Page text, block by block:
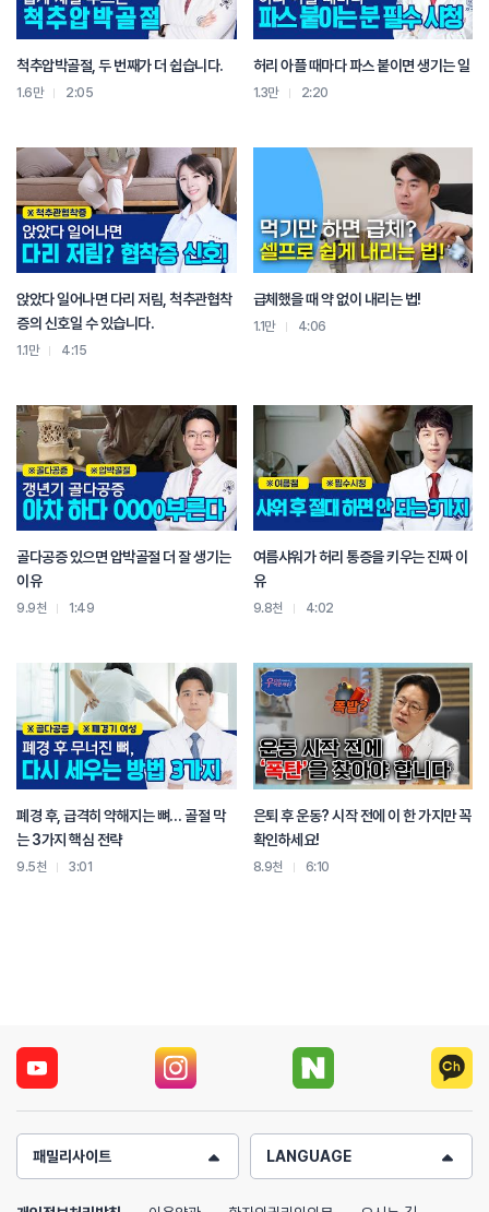
척추압박골절, 두 번째가 더 쉽습니다.
1.6만 2:05
허리 아플 때마다 파스 붙이면 생기는 일
1.3만 2:20
앉았다 일어나면 다리 저림, 척추관협착
증의 신호일 수 있습니다.
1.1만 4:15
급체했을 때 약 없이 내리는 법!
1.1만 4:06
골다공증 있으면 압박골절 더 잘 생기는
이유
9.9천 1:49
여름샤워가 허리 통증을 키우는 진짜 이
유
9.8천 4:02
폐경 후, 급격히 약해지는 뼈… 골절 막
는 3가지 핵심 전략
9.5천 3:01
은퇴 후 운동? 시작 전에 이 한 가지만 꼭
확인하세요!
8.9천 6:10
패밀리사이트 LANGUAGE